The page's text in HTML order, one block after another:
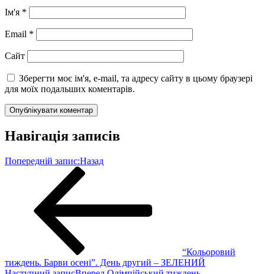
Ім'я *
Email *
Сайт
Зберегти моє ім'я, e-mail, та адресу сайту в цьому браузері
для моїх подальших коментарів.
Навігація записів
Попередній запис:Назад
“Кольоровий
тиждень. Барви осені”. День другий – ЗЕЛЕНИЙ